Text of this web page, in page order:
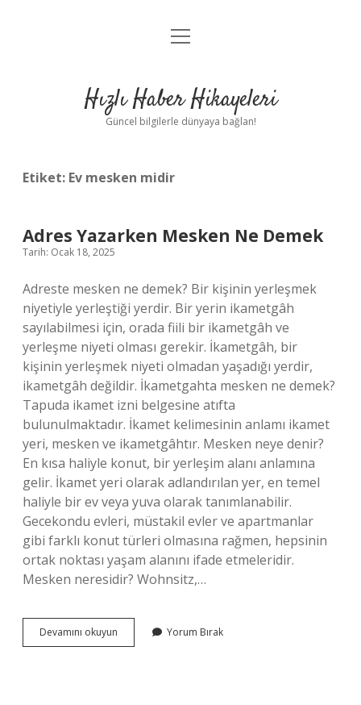
Anasayfa
Yasal Uyarı
menüyü
Hızlı Haber Hikayeleri
Güncel bilgilerle dünyaya bağlan!
Etiket: Ev mesken midir
Adres Yazarken Mesken Ne Demek
Tarih: Ocak 18, 2025
Adreste mesken ne demek? Bir kişinin yerleşmek
niyetiyle yerleştiği yerdir. Bir yerin ikametgâh
sayılabilmesi için, orada fiili bir ikametgâh ve
yerleşme niyeti olması gerekir. İkametgâh, bir
kişinin yerleşmek niyeti olmadan yaşadığı yerdir,
ikametgâh değildir. İkametgahta mesken ne demek?
Tapuda ikamet izni belgesine atıfta
bulunulmaktadır. İkamet kelimesinin anlamı ikamet
yeri, mesken ve ikametgâhtır. Mesken neye denir?
En kısa haliyle konut, bir yerleşim alanı anlamına
gelir. İkamet yeri olarak adlandırılan yer, en temel
haliyle bir ev veya yuva olarak tanımlanabilir.
Gecekondu evleri, müstakil evler ve apartmanlar
gibi farklı konut türleri olmasına rağmen, hepsinin
ortak noktası yaşam alanını ifade etmeleridir.
Mesken neresidir? Wohnsitz,…
Devamını okuyun
Yazarken
Yorum Bırak